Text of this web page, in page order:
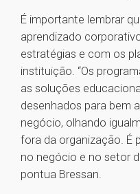
É importante lembrar
aprendizado
estratégias e com os
instituição. “Os
as soluções
desenhados para bem
negócio, olhando
fora da organização. É
no negócio e no setor
pontua Bressan.